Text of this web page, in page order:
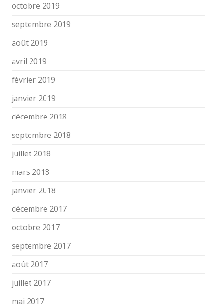
octobre 2019
septembre 2019
août 2019
avril 2019
février 2019
janvier 2019
décembre 2018
septembre 2018
juillet 2018
mars 2018
janvier 2018
décembre 2017
octobre 2017
septembre 2017
août 2017
juillet 2017
mai 2017